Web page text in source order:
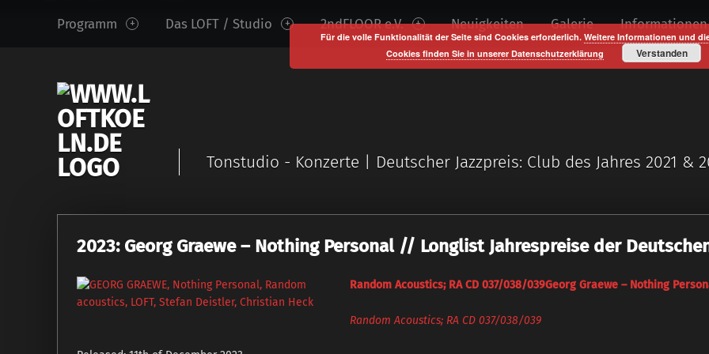
siteProgramm Das LOFT / Studio 2ndFLOOR e.V. Neuigkeiten Galerie Informationen
Tonstudio - Konzerte | Deutscher Jazzpreis: Club des Jahres 2021 &
2023: Georg Graewe – Nothing Personal // Longlist Jahrespreise der
Random Acoustics; RA CD 037/038/039Georg Graewe – Nothing
Random Acoustics; RA CD 037/038/039
Für die volle Funktionalität der Seite sind Cookies erforderlich. Weitere Informationen und
Cookies finden Sie in unserer Datenschutzerklärung
Verstanden